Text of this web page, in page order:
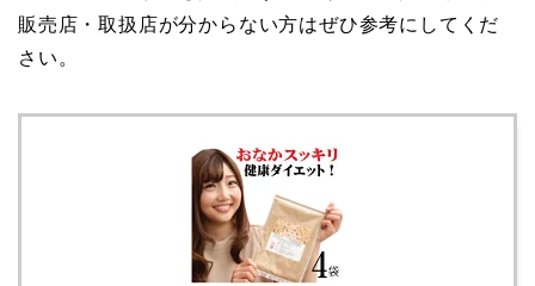
販売店・取扱店が分からない方はぜひ参考にしてくだ
さい。